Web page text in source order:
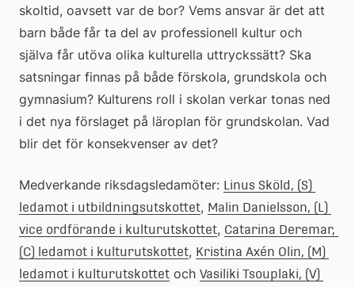
skoltid, oavsett var de bor? Vems ansvar är det att
barn både får ta del av professionell kultur och
själva får utöva olika kulturella uttryckssätt? Ska
satsningar finnas på både förskola, grundskola och
gymnasium? Kulturens roll i skolan verkar tonas ned
i det nya förslaget på läroplan för grundskolan. Vad
blir det för konsekvenser av det?
Medverkande riksdagsledamöter: Linus Sköld, (S)
ledamot i utbildningsutskottet, Malin Danielsson, (L)
vice ordförande i kulturutskottet, Catarina Deremar,
(C) ledamot i kulturutskottet, Kristina Axén Olin, (M)
ledamot i kulturutskottet och Vasiliki Tsouplaki, (V)